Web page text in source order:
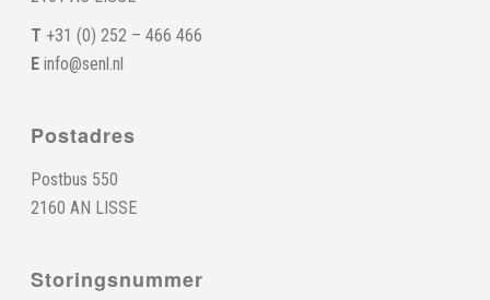
T +31 (0) 252 – 466 466
E info@senl.nl
Postadres
Postbus 550
2160 AN LISSE
Storingsnummer